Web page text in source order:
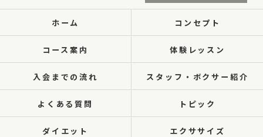
ホーム コンセプト
コース案内 体験レッスン
入会までの流れ スタッフ・ボクサー紹介
よくある質問 トピック
ダイエット エクササイズ